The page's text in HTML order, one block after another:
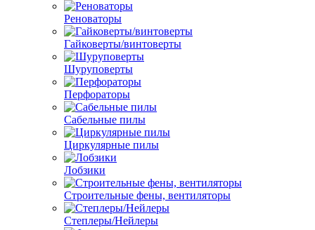
Реноваторы
Гайковерты/винтоверты
Шуруповерты
Перфораторы
Сабельные пилы
Циркулярные пилы
Лобзики
Строительные фены, вентиляторы
Степлеры/Нейлеры